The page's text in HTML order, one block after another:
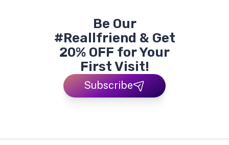
Be Our
#Reallfriend & Get
20% OFF for Your
First Visit!
Subscribe